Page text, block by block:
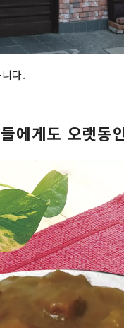
다.
에게도 오랫동